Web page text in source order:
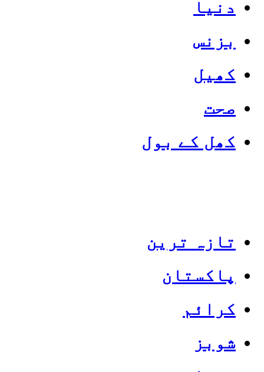
دنیا
بزنس
کھیل
صحت
کھل کے بول
تازہ ترین
پاکستان
کرائم
شوبز
Categories
Top News